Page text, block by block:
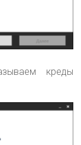
креды